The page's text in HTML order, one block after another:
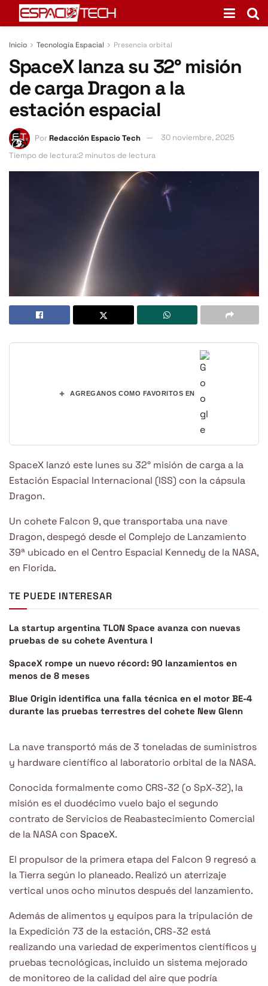
Inicio Tecnología Espacial Presencia orbital
SpaceX lanza su 32° misión
de carga Dragon a la
estación espacial
PorRedacción Espacio Tech
30 noviembre, 2025
Tiempo de lectura:2 minutos de lectura
+ AGREGANOS COMO FAVORITOS EN
SpaceX lanzó este lunes su 32° misión de carga a la
Estación Espacial Internacional (ISS) con la cápsula
Dragon.
Un cohete Falcon 9, que transportaba una nave
Dragon, despegó desde el Complejo de Lanzamiento
39ª ubicado en el Centro Espacial Kennedy de la NASA,
en Florida.
TE PUEDE INTERESAR
La startup argentina TLON Space avanza con nuevas
pruebas de su cohete Aventura I
SpaceX rompe un nuevo récord: 90 lanzamientos en
menos de 8 meses
Blue Origin identifica una falla técnica en el motor BE-4
durante las pruebas terrestres del cohete New Glenn
La nave transportó más de 3 toneladas de suministros
y hardware científico al laboratorio orbital de la NASA.
Conocida formalmente como CRS-32 (o SpX-32), la
misión es el duodécimo vuelo bajo el segundo
contrato de Servicios de Reabastecimiento Comercial
de la NASA con SpaceX.
El propulsor de la primera etapa del Falcon 9 regresó a
la Tierra según lo planeado. Realizó un aterrizaje
vertical unos ocho minutos después del lanzamiento.
Además de alimentos y equipos para la tripulación de
la Expedición 73 de la estación, CRS-32 está
realizando una variedad de experimentos científicos y
pruebas tecnológicas, incluido un sistema mejorado
de monitoreo de la calidad del aire que podría